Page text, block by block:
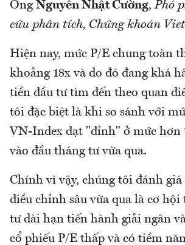
Ông Nguyễn Nhật Cường,Phó
cứu phân tích, Chứng khoán
Hiện nay, mức P/E chung toàn
khoảng 18x và do đó đang khá
tiền đầu tư tìm đến theo quan
tôi đặc biệt là khi so sánh với
VN-Index đạt "đỉnh" ở mức hơn
vào đầu tháng tư vừa qua.
Chính vì vậy, chúng tôi đánh
điều chỉnh sâu vừa qua là cơ hội
tư dài hạn tiến hành giải ngân
cổ phiếu P/E thấp và có tiềm